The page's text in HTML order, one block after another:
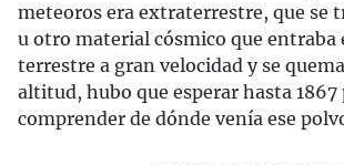
meteoros era extraterrestre, que se
u otro material cósmico que entraba
terrestre a gran velocidad y se
altitud, hubo que esperar hasta 1867
comprender de dónde venía ese